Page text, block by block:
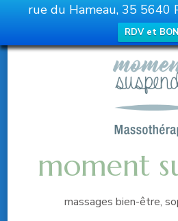
rue du Hameau, 35
RDV et
moment
massages bien-être,